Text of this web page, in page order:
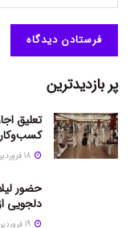
پر بازدیدترین
تعلیق
حضور
دلجویی